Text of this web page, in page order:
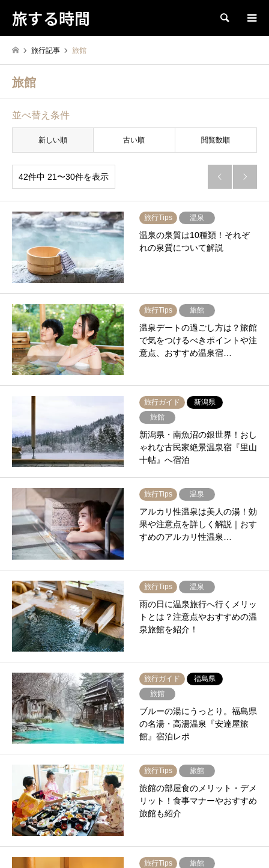
旅する時間 検索
旅行記事 旅館
旅館
並べ替え条件
新しい順 古い順 閲覧数順
42件中 21〜30件を表示  
旅行Tips 温泉
温泉の泉質は10種類！それぞ
れの泉質について解説
旅行Tips 旅館
温泉デートの過ごし方は？旅館
で気をつけるべきポイントや注
意点、おすすめ温泉宿…
旅行ガイド
新潟県
旅館
新潟県・南魚沼の銀世界！おし
ゃれな古民家絶景温泉宿『里山
十帖』へ宿泊
旅行Tips 温泉
アルカリ性温泉は美人の湯！効
果や注意点を詳しく解説｜おす
すめのアルカリ性温泉…
旅行Tips 温泉
雨の日に温泉旅行へ行くメリッ
トとは？注意点やおすすめの温
泉旅館を紹介！
旅行ガイド
福島県
旅館
ブルーの湯にうっとり。福島県
の名湯・高湯温泉『安達屋旅
館』宿泊レポ
旅行Tips 旅館
旅館の部屋食のメリット・デメ
リット！食事マナーやおすすめ
旅館も紹介
旅行Tips 旅館